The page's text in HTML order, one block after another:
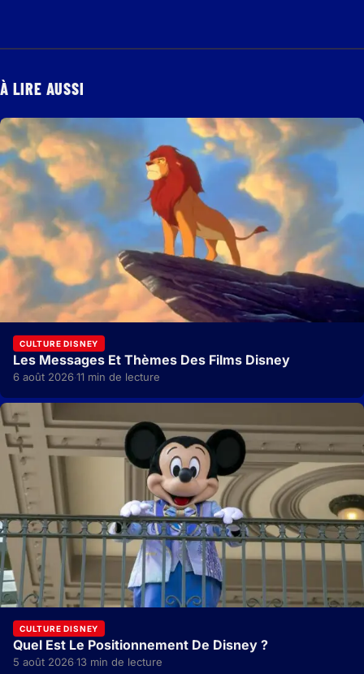
À LIRE AUSSI
CULTURE DISNEY
Les Messages Et Thèmes Des Films Disney
6 août 2026·11 min de lecture
CULTURE DISNEY
Quel Est Le Positionnement De Disney ?
5 août 2026·13 min de lecture